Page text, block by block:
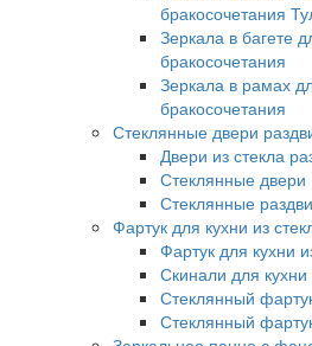
бракосочетания
Зеркала в багете
бракосочетания
Зеркала в рамах
бракосочетания
Стеклянные двери
Двери из стекла
Стеклянные двери
Стеклянные
Фартук для кухни из
Фартук для кухни
Скинали для
Стеклянный
Стеклянный